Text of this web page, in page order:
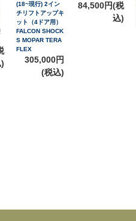
(18~現行) 2イン
チリフトアップキ
ット（4ドア用）
FALCON SHOCK
S MOPAR TERA
FLEX
305,000円
(税込)
84,500円(税
込)